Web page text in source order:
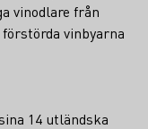
vinodlare från
vinbyarna
14 utländska